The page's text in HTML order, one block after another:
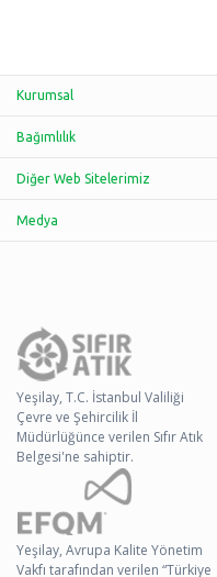
Kurumsal
Bağımlılık
Diğer Web Sitelerimiz
Medya
Yeşilay, T.C. İstanbul Valiliği
Çevre ve Şehircilik İl
Müdürlüğünce verilen Sıfır Atık
Belgesi'ne sahiptir.
Yeşilay, Avrupa Kalite Yönetim
Vakfı tarafından verilen “Türkiye